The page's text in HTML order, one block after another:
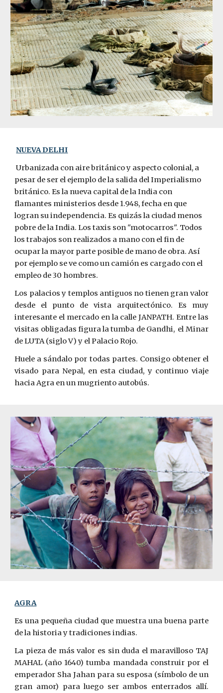
NUEVA DELHI
Urbanizada con aire británico y aspecto colonial, a
pesar de ser el ejemplo de la salida del Imperialismo
británico. Es la nueva capital de la India con
flamantes ministerios desde 1.948, fecha en que
logran su independencia. Es quizás la ciudad menos
pobre de la India. Los taxis son "motocarros". Todos
los trabajos son realizados a mano con el fin de
ocupar la mayor parte ­posible de mano de obra. Así
por ejemplo se ve como un camión es cargado con el
empleo de 30 hombres.
Los palacios y templos antiguos no tienen gran valor
desde el punto de vista arquitectónico. Es muy
interesante el mercado en la ca­lle JANPATH. Entre las
visitas obligadas figura la tumba de Gandhi, ­ el Minar
de LUTA (siglo V) y el Palacio Rojo.
Huele a sándalo por todas partes. Consigo obtener el
visado para Nepal, en esta ciudad, y continuo viaje
haciaAgra en un mugriento autobús.
AGRA
Es una pequeña ciudad que muestra una buena parte
de la historia y tradiciones indias.
La pieza de más valor es sin duda el maravilloso TAJ
MAHAL (año­ 1640) tumba mandada construir por el
emperador Sha Jahan para su esposa (símbolo de un
gran amor) para luego ser ambos enterrados allí.